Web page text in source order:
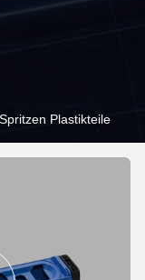
Plastikteile